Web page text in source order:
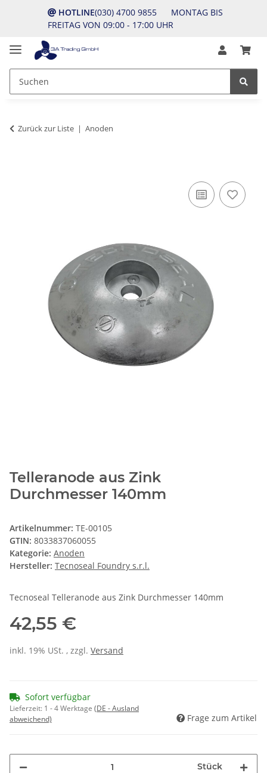
HOTLINE(030) 4700 9855 MONTAG BIS
FREITAG VON 09:00 - 17:00 UHR
Zurück zur Liste Anoden
Telleranode aus Zink
Durchmesser 140mm
Artikelnummer: TE-00105
GTIN: 8033837060055
Kategorie: Anoden
Hersteller: Tecnoseal Foundry s.r.l.
Tecnoseal Telleranode aus Zink Durchmesser 140mm
42,55 €
inkl. 19% USt. , zzgl. Versand
Sofort verfügbar
Lieferzeit: 1 - 4 Werktage (DE - Ausland
abweichend)
Frage zum Artikel
Stück